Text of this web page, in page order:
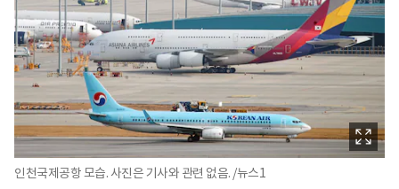
인천국제공항 모습. 사진은 기사와 관련 없음. /뉴스1